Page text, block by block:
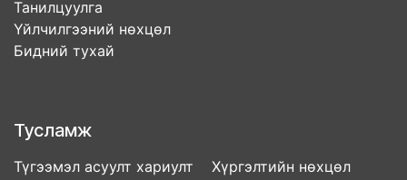
Танилцуулга
Үйлчилгээний нөхцөл
Бидний тухай
Тусламж
Түгээмэл асуулт хариулт Хүргэлтийн нөхцөл